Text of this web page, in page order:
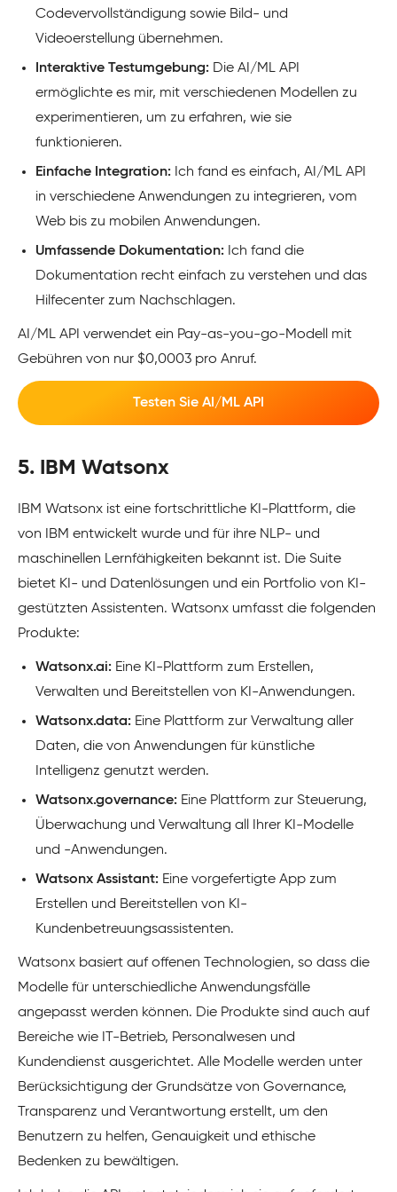
Codevervollständigung sowie Bild- und
Videoerstellung übernehmen.
Interaktive Testumgebung: Die AI/ML API
ermöglichte es mir, mit verschiedenen Modellen zu
experimentieren, um zu erfahren, wie sie
funktionieren.
Einfache Integration: Ich fand es einfach, AI/ML API
in verschiedene Anwendungen zu integrieren, vom
Web bis zu mobilen Anwendungen.
Umfassende Dokumentation: Ich fand die
Dokumentation recht einfach zu verstehen und das
Hilfecenter zum Nachschlagen.
AI/ML API verwendet ein Pay-as-you-go-Modell mit
Gebühren von nur $0,0003 pro Anruf.
Testen Sie AI/ML API
5. IBM Watsonx
IBM Watsonx ist eine fortschrittliche KI-Plattform, die
von IBM entwickelt wurde und für ihre NLP- und
maschinellen Lernfähigkeiten bekannt ist. Die Suite
bietet KI- und Datenlösungen und ein Portfolio von KI-
gestützten Assistenten. Watsonx umfasst die folgenden
Produkte:
Watsonx.ai: Eine KI-Plattform zum Erstellen,
Verwalten und Bereitstellen von KI-Anwendungen.
Watsonx.data: Eine Plattform zur Verwaltung aller
Daten, die von Anwendungen für künstliche
Intelligenz genutzt werden.
Watsonx.governance: Eine Plattform zur Steuerung,
Überwachung und Verwaltung all Ihrer KI-Modelle
und -Anwendungen.
Watsonx Assistant: Eine vorgefertigte App zum
Erstellen und Bereitstellen von KI-
Kundenbetreuungsassistenten.
Watsonx basiert auf offenen Technologien, so dass die
Modelle für unterschiedliche Anwendungsfälle
angepasst werden können. Die Produkte sind auch auf
Bereiche wie IT-Betrieb, Personalwesen und
Kundendienst ausgerichtet. Alle Modelle werden unter
Berücksichtigung der Grundsätze von Governance,
Transparenz und Verantwortung erstellt, um den
Benutzern zu helfen, Genauigkeit und ethische
Bedenken zu bewältigen.